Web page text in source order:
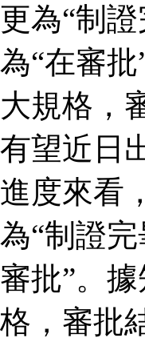
更為“制
為“在審
大規格，
有望近日
進度來看
為“制證
審批”。
格，審批